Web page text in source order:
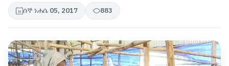
ሰኞ ነሐሴ 05, 2017 883